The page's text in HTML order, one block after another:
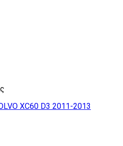
XC60 D3 2011-2013